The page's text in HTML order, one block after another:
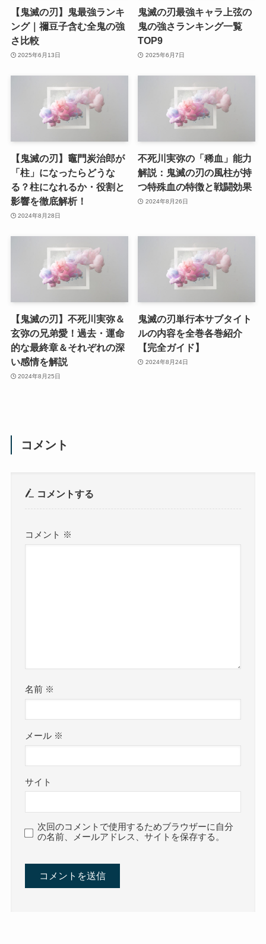
【鬼滅の刃】鬼最強ランキ
ング｜禰豆子含む全鬼の強
さ比較
2025年6月13日
鬼滅の刃最強キャラ上弦の
鬼の強さランキング一覧
TOP9
2025年6月7日
【鬼滅の刃】竈門炭治郎が
「柱」になったらどうな
る？柱になれるか・役割と
影響を徹底解析！
2024年8月28日
不死川実弥の「稀血」能力
解説：鬼滅の刃の風柱が持
つ特殊血の特徴と戦闘効果
2024年8月26日
【鬼滅の刃】不死川実弥＆
玄弥の兄弟愛！過去・運命
的な最終章＆それぞれの深
い感情を解説
2024年8月25日
鬼滅の刃単行本サブタイト
ルの内容を全巻各巻紹介
【完全ガイド】
2024年8月24日
コメント
コメントする
コメント ※
名前 ※
メール ※
サイト
次回のコメントで使用するためブラウザーに自分
の名前、メールアドレス、サイトを保存する。